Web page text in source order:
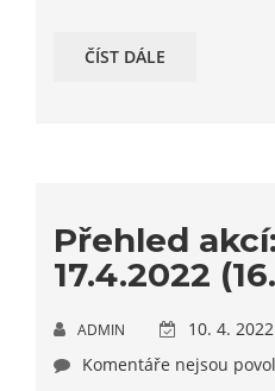
ČÍST DÁLE
Přehled
17.4.2022
ADMIN
10. 4. 2022
Komentáře nejsou